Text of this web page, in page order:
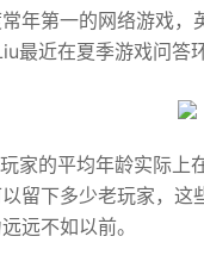
年第一的网络游戏
最近在夏季游戏问答
家的平均年龄实际
留下多少老玩家，
远不如以前。